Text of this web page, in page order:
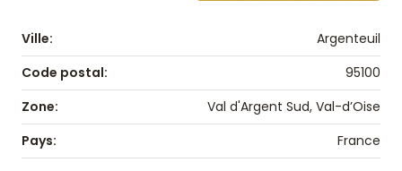
Ville:
Argenteuil
Code postal:
95100
Zone:
Val d'Argent Sud, Val-d’Oise
Pays:
France